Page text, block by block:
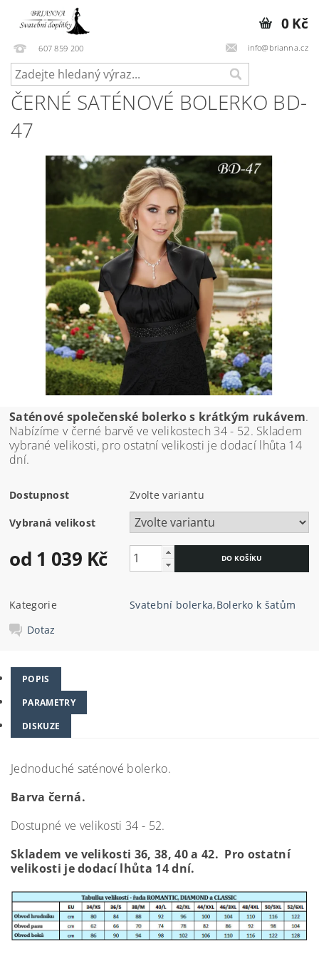
607 859 200 info@brianna.cz
0 Kč
ČERNÉ SATÉNOVÉ BOLERKO BD-
47
Saténové společenské bolerko s krátkým rukávem.
Nabízíme v černé barvě ve velikostech 34 - 52. Skladem
vybrané velikosti, pro ostatní velikosti je dodací lhůta 14
dní.
Dostupnost Zvolte variantu
Vybraná velikost
od 1 039 Kč
Kategorie Svatební bolerka,Bolerko k šatům
Dotaz
POPIS
PARAMETRY
DISKUZE
Jednoduché saténové bolerko.
Barva černá.
Dostupné ve velikosti 34 - 52.
Skladem ve velikosti 36, 38, 40 a 42. Pro ostatní
velikosti je dodací lhůta 14 dní.